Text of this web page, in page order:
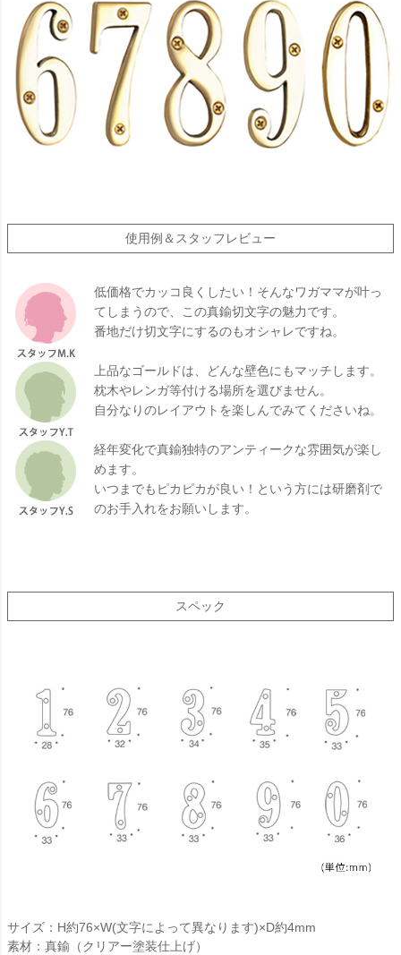
使用例＆スタッフレビュー
低価格でカッコ良くしたい！そんなワガママが叶っ
てしまうので、この真鍮切文字の魅力です。
番地だけ切文字にするのもオシャレですね。
上品なゴールドは、どんな壁色にもマッチします。
枕木やレンガ等付ける場所を選びません。
自分なりのレイアウトを楽しんでみてくださいね。
経年変化で真鍮独特のアンティークな雰囲気が楽し
めます。
いつまでもピカピカが良い！という方には研磨剤で
のお手入れをお願いします。
スペック
サイズ：H約76×W(文字によって異なります)×D約4mm
素材：真鍮（クリアー塗装仕上げ）